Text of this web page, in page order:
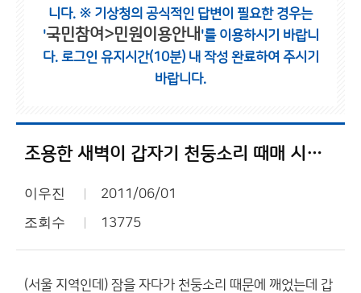
니다. ※ 기상청의 공식적인 답변이 필요한 경우는
'국민참여>민원이용안내 '를 이용하시기 바랍니
다. 로그인 유지시간(10분) 내 작성 완료하여 주시기
바랍니다.
조용한 새벽이 갑자기 천둥소리 때매 시끄러움
이우진 2011/06/01
조회수 13775
(서울 지역인데) 잠을 자다가 천둥소리 때문에 깨었는데 갑